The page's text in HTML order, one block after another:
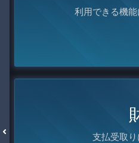
利用できる機能
支払受取り